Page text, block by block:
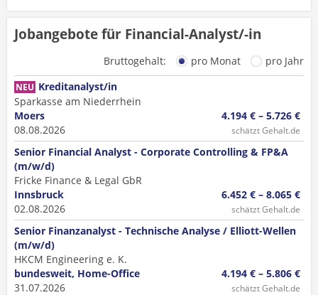
Jobangebote für Financial-Analyst/-in
Bruttogehalt: pro Monat pro Jahr
NEU Kreditanalyst/in
Sparkasse am Niederrhein
Moers
08.08.2026
4.194 € – 5.726 €
schätzt Gehalt.de
Senior Financial Analyst - Corporate Controlling & FP&A
(m/w/d)
Fricke Finance & Legal GbR
Innsbruck
02.08.2026
6.452 € – 8.065 €
schätzt Gehalt.de
Senior Finanzanalyst - Technische Analyse / Elliott-Wellen
(m/w/d)
HKCM Engineering e. K.
bundesweit, Home-Office
31.07.2026
4.194 € – 5.806 €
schätzt Gehalt.de